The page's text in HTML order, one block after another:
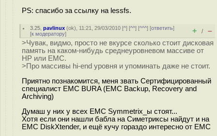
PS: спасибо за ссылку на lessfs.
3.25 ,pavlinux (ok), 11:21, 29/03/2010 [^] [^^] [^^^] [ответить]
[к модератору] + / –
>Чувак, видмо, просто не вкурсе сколько стоит дисковая
память на каком-нибудь среднеуровневом массиве от
HP или EMC.
>Про массивы hi-end уровня и упоминать даже не стоит.
Приятно познакомится, меня звать Сертифицированный
специалист EMC BURA (EMC Backup, Recovery and
Archiving)
Думаш у них у всех EMC Symmetrix_ы стоят...
Хотя если они нашли бабла на Симетриксы найдут и на
EMC DiskXtender, и ещё кучу гораздо интересно от EMC